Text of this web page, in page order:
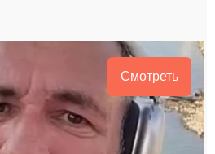
Смотреть